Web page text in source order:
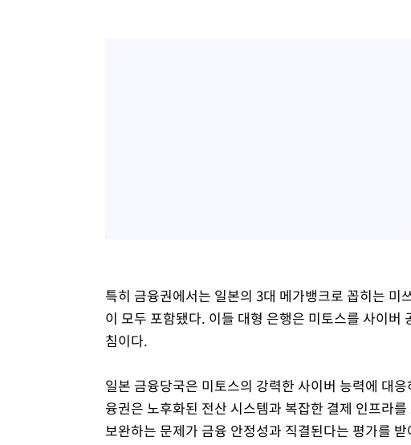
특히 금융권에서는 일본의 3대 메가뱅크로 꼽히는
이 모두 포함됐다. 이들 대형 은행은 미토스를 사이
침이다.
일본 금융당국은 미토스의 강력한 사이버 능력에 대
융권은 노후화된 전산 시스템과 복잡한 결제 인프라
보완하는 문제가 금융 안정성과 직결된다는 평가를